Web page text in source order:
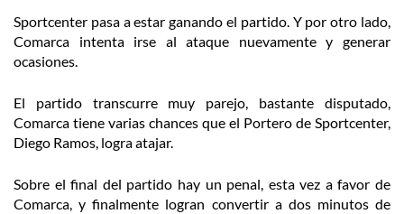
Sportcenter pasa a estar ganando el partido. Y por otro lado,
Comarca intenta irse al ataque nuevamente y generar
ocasiones.
El partido transcurre muy parejo, bastante disputado,
Comarca tiene varias chances que el Portero de Sportcenter,
Diego Ramos, logra atajar.
Sobre el final del partido hay un penal, esta vez a favor de
Comarca, y finalmente logran convertir a dos minutos de